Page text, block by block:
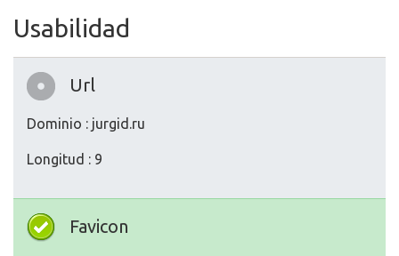
Usabilidad
Url
Dominio : jurgid.ru
Longitud : 9
Favicon